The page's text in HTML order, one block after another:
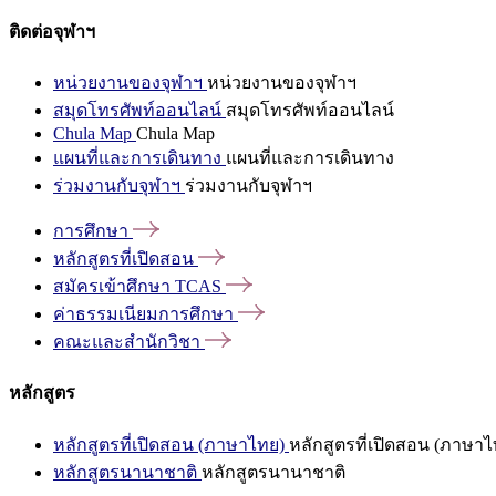
ติดต่อจุฬาฯ
หน่วยงานของจุฬาฯ หน่วยงานของจุฬาฯ
สมุดโทรศัพท์ออนไลน์ สมุดโทรศัพท์ออนไลน์
Chula Map Chula Map
แผนที่และการเดินทาง แผนที่และการเดินทาง
ร่วมงานกับจุฬาฯ ร่วมงานกับจุฬาฯ
การศึกษา
หลักสูตรที่เปิดสอน
สมัครเข้าศึกษา TCAS
ค่าธรรมเนียมการศึกษา
คณะและสำนักวิชา
หลักสูตร
หลักสูตรที่เปิดสอน (ภาษาไทย) หลักสูตรที่เปิดสอน (ภาษาไ
หลักสูตรนานาชาติ หลักสูตรนานาชาติ